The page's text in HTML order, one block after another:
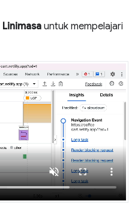
Linimasa untuk mempelajari